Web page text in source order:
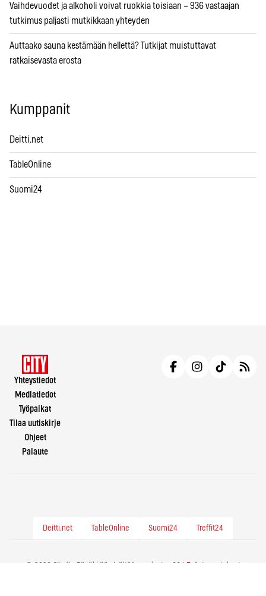
Vaihdevuodet ja alkoholi voivat ruokkia toisiaan – 936 vastaajan
tutkimus paljasti mutkikkaan yhteyden
Auttaako sauna kestämään hellettä? Tutkijat muistuttavat
ratkaisevasta erosta
Kumppanit
Deitti.net
TableOnline
Suomi24
Yhteystiedot
Mediatiedot
Työpaikat
Tilaa uutiskirje
Ohjeet
Palaute
Deitti.net TableOnline Suomi24 Treffit24